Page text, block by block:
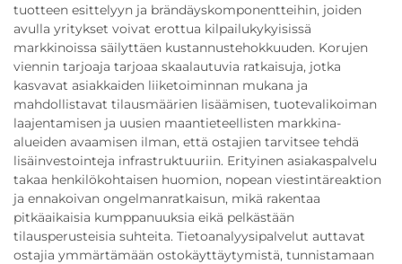
tuotteen esittelyyn ja brändäyskomponentteihin, joiden
avulla yritykset voivat erottua kilpailukykyisissä
markkinoissa säilyttäen kustannustehokkuuden. Korujen
viennin tarjoaja tarjoaa skaalautuvia ratkaisuja, jotka
kasvavat asiakkaiden liiketoiminnan mukana ja
mahdollistavat tilausmäärien lisäämisen, tuotevalikoiman
laajentamisen ja uusien maantieteellisten markkina-
alueiden avaamisen ilman, että ostajien tarvitsee tehdä
lisäinvestointeja infrastruktuuriin. Erityinen asiakaspalvelu
takaa henkilökohtaisen huomion, nopean viestintäreaktion
ja ennakoivan ongelmanratkaisun, mikä rakentaa
pitkäaikaisia kumppanuuksia eikä pelkästään
tilausperusteisia suhteita. Tietoanalyysipalvelut auttavat
ostajia ymmärtämään ostokäyttäytymistä, tunnistamaan